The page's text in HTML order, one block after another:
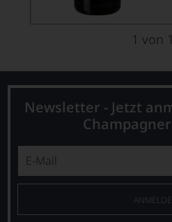
1 von
Newsletter - Jetzt